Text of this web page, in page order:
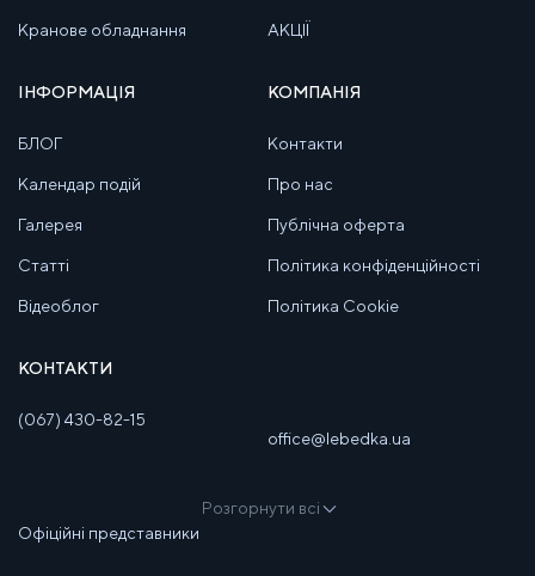
Кранове обладнання АКЦІЇ
ІНФОРМАЦІЯ
БЛОГ
Календар подій
Галерея
Статті
Відеоблог
КОМПАНІЯ
Контакти
Про нас
Публічна оферта
Політика конфіденційності
Політика Cookie
КОНТАКТИ
(067) 430-82-15
office@lebedka.ua
Розгорнути всі
Офіційні представники